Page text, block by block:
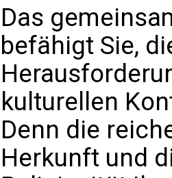
Das
befähigt Sie,
kulturellen
Denn die
Herkunft und